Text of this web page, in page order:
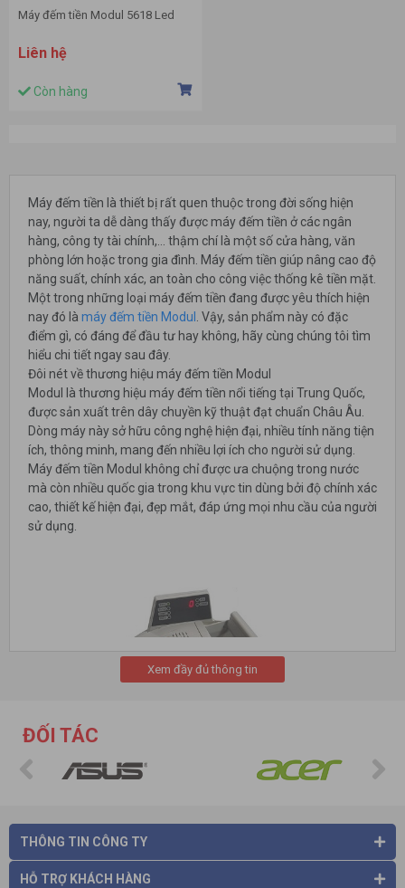
Máy đếm tiền Modul 5618 Led
Liên hệ
Còn hàng
Máy đếm tiền là thiết bị rất quen thuộc trong đời sống hiện
nay, người ta dễ dàng thấy được máy đếm tiền ở các ngân
hàng, công ty tài chính,... thậm chí là một số cửa hàng, văn
phòng lớn hoặc trong gia đình. Máy đếm tiền giúp nâng cao độ
năng suất, chính xác, an toàn cho công việc thống kê tiền mặt.
Một trong những loại máy đếm tiền đang được yêu thích hiện
nay đó là máy đếm tiền Modul . Vậy, sản phẩm này có đặc
điểm gì, có đáng để đầu tư hay không, hãy cùng chúng tôi tìm
hiểu chi tiết ngay sau đây.
Đôi nét về thương hiệu máy đếm tiền Modul
Modul là thương hiệu máy đếm tiền nổi tiếng tại Trung Quốc,
được sản xuất trên dây chuyền kỹ thuật đạt chuẩn Châu Âu.
Dòng máy này sở hữu công nghệ hiện đại, nhiều tính năng tiện
ích, thông minh, mang đến nhiều lợi ích cho người sử dụng.
Máy đếm tiền Modul không chỉ được ưa chuộng trong nước
mà còn nhiều quốc gia trong khu vực tin dùng bởi độ chính xác
cao, thiết kế hiện đại, đẹp mắt, đáp ứng mọi nhu cầu của người
sử dụng.
Xem đầy đủ thông tin
ĐỐI TÁC
THÔNG TIN CÔNG TY
HỖ TRỢ KHÁCH HÀNG